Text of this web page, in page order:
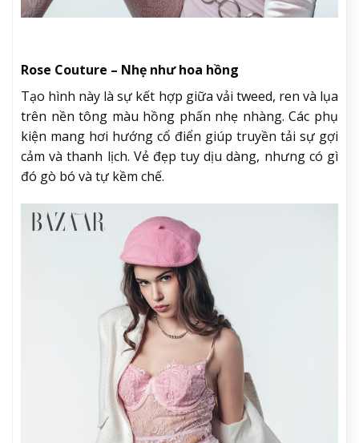
Rose Couture – Nhẹ như hoa hồng
Tạo hình này là sự kết hợp giữa vải tweed, ren và lụa
trên nền tông màu hồng phấn nhẹ nhàng. Các phụ
kiện mang hơi hướng cổ điển giúp truyền tải sự gợi
cảm và thanh lịch. Vẻ đẹp tuy dịu dàng, nhưng có gì
đó gò bó và tự kềm chế.